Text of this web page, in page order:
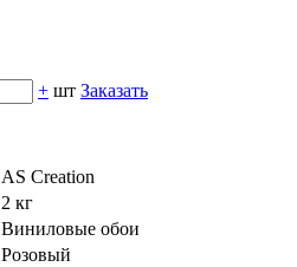
+ шт Заказать
AS Creation
2 кг
Виниловые обои
Розовый